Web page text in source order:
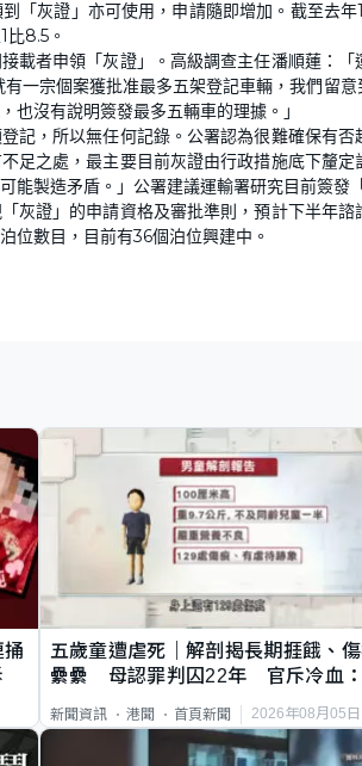
「灰證」亦可使用，申請隨即增加。截至去
8.5。
載者申領「灰證」。高級調查主任潘順蓮：
一宗個案獲批准最多五架登記車輛，我們留
也沒有說明簽發最多五輛車的理據。」
記，所以無任何記錄。公署認為很難確保有
足之處，最主要目前灰證由行政措施底下釐
能製造矛盾。」公署建議運輸署研究目前簽發
灰證」的申請資格及審批準則，預計下半年
位數目，目前有36個泊位興建中。
五歲童遭虐死｜解剖揭長期捱餓、
纍纍 母認罪判囚22年 官斥冷血
新聞資訊 港聞 首頁新聞 2026年08月05日